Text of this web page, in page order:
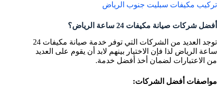
تركيب مكيفات سبليت جنوب الرياض
أفضل شركات صيانة مكيفات 24 ساعة الرياض؟
توجد العديد من الشركات التي توفر خدمة صيانة مكيفات 24
ساعة الرياض لذا فإن الاختيار بينهم لابد أن يقوم على العديد
من الاعتبارات لضمان أخذ أفضل خدمة.
مواصفات أفضل الشركات: